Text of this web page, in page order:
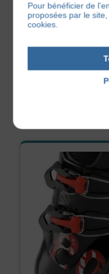
Les boots confortables,
Pour bénéficier de
proposées par le
cookies.